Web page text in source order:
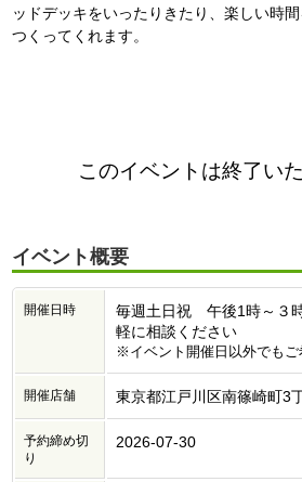
ッドデッキをいったりきたり、楽しい時間
つくってくれます。
このイベントは終了い
イベント概要
開催日時
毎週土日祝 午後1時～３
軽に相談ください
※イベント開催日以外でもご
開催店舗 東京都江戸川区南篠崎町3
予約締め切
り
2026-07-30